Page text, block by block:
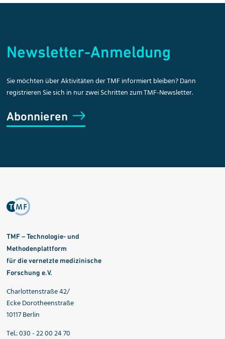
Newsletter-Anmeldung
Sie möchten über Aktivitäten der TMF informiert bleiben? Dann
registrieren Sie sich in nur zwei Schritten zum TMF-Newsletter.
Abonnieren
TMF – Technologie- und
Methodenplattform
für die vernetzte medizinische
Forschung e.V.
Charlottenstraße 42/
Ecke Dorotheenstraße
10117 Berlin
Tel.: 030 - 22 00 24 70